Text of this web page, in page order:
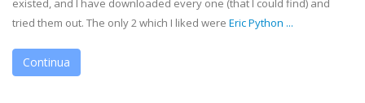
existed, and I have downloaded every one (that I could find) and
tried them out. The only 2 which I liked were Eric Python ...
Continua